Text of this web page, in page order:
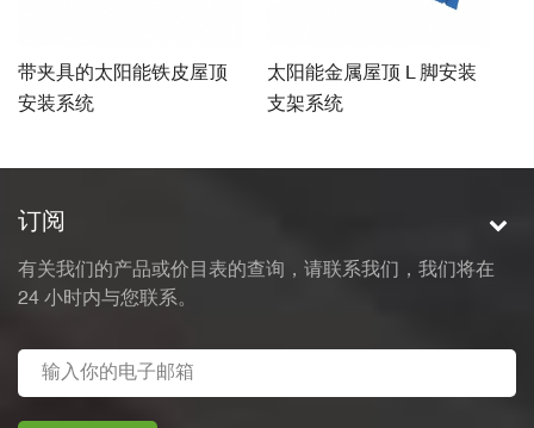
带夹具的太阳能铁皮屋顶
安装系统
太阳能金属屋顶 L 脚安装
支架系统
订阅
有关我们的产品或价目表的查询，请联系我们，我们将在
24 小时内与您联系。